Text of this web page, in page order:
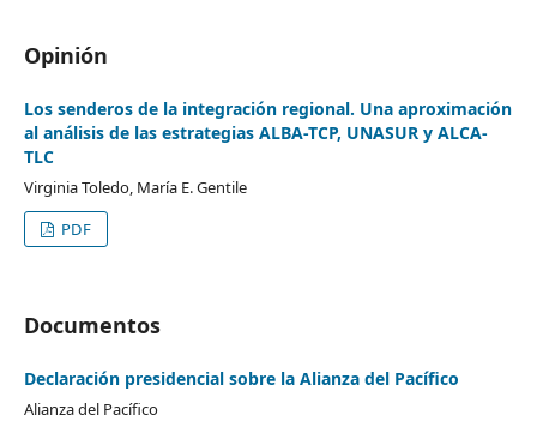
Opinión
Los senderos de la integración regional. Una aproximación
al análisis de las estrategias ALBA-TCP, UNASUR y ALCA-
TLC
Virginia Toledo, María E. Gentile
PDF
Documentos
Declaración presidencial sobre la Alianza del Pacífico
Alianza del Pacífico